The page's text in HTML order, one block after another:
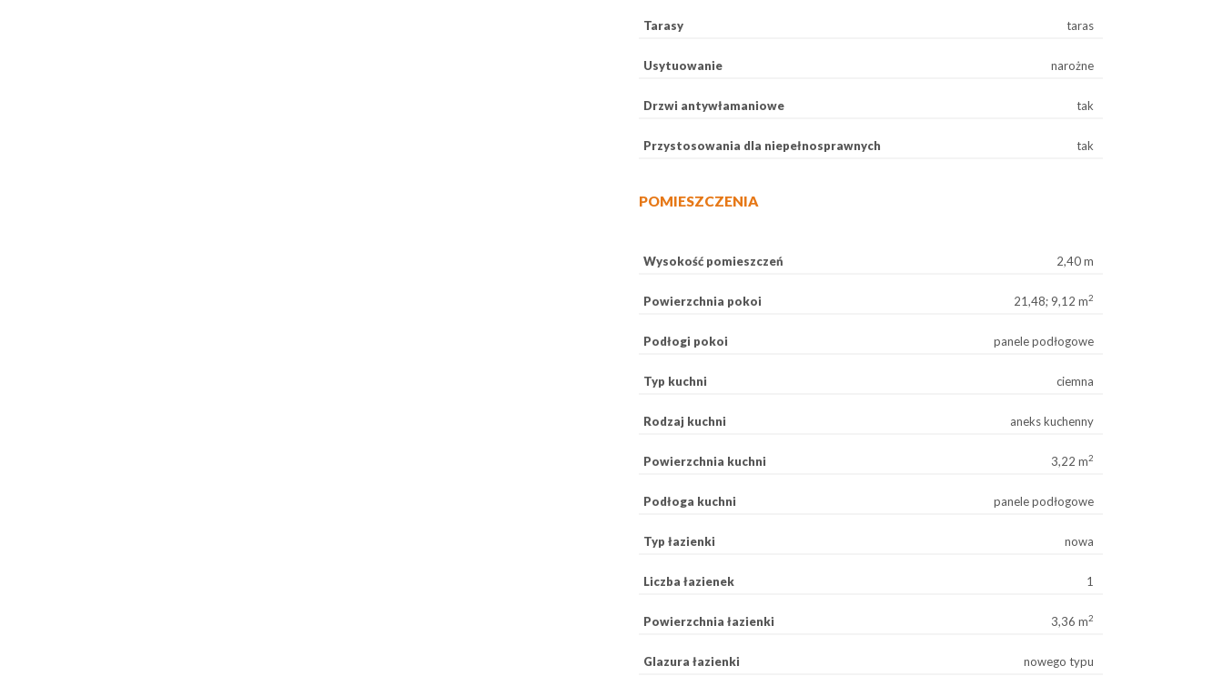
Tarasy taras
Usytuowanie narożne
Drzwi antywłamaniowe tak
Przystosowania dla niepełnosprawnych tak
POMIESZCZENIA
Wysokość pomieszczeń 2,40 m
Powierzchnia pokoi 21,48; 9,12 m2
Podłogi pokoi panele podłogowe
Typ kuchni ciemna
Rodzaj kuchni aneks kuchenny
Powierzchnia kuchni 3,22 m2
Podłoga kuchni panele podłogowe
Typ łazienki nowa
Liczba łazienek 1
Powierzchnia łazienki 3,36 m2
Glazura łazienki nowego typu